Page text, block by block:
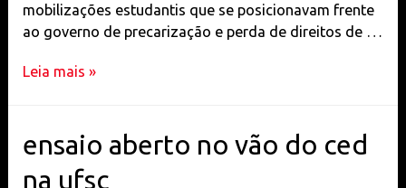
mobilizações estudantis que se posicionavam frente
ao governo de precarização e perda de direitos de …
na
Semana
de
Leia mais »
ensaio aberto no vão do ced
na ufsc